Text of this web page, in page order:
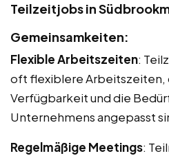
Teilzeitjobs in
Gemeinsamkeiten:
Flexible Arbeitszeiten:
oft flexiblere Arbeitszeiten,
Verfügbarkeit und die
Unternehmens angepasst
Regelmäßige Meetings: